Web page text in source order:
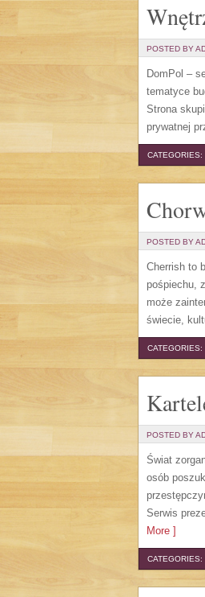
POSTED BY
DomPol –
tematyce
Strona
prywatnej
CATEGORIES:
POSTED BY
Cherrish to
pośpiechu,
może
świecie,
CATEGORIES:
POSTED BY
Świat
osób
Serwis
More ]
CATEGORIES: